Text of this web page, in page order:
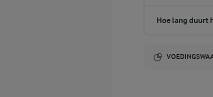
Hoe lang duurt